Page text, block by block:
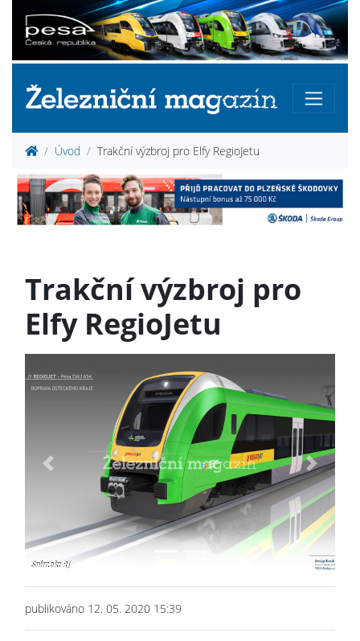
Úvod Trakční výzbroj pro Elfy RegioJetu
Trakční výzbroj pro
Elfy RegioJetu
Previous Next
publikováno 12. 05. 2020 15:39